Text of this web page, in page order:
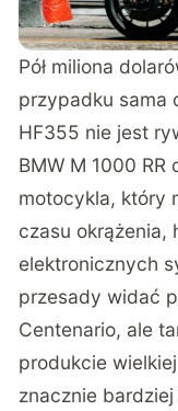
Pół miliona
przypadku sama
HF355 nie jest
BMW M 1000
motocykla, który
czasu okrążenia,
elektronicznych
przesady widać
Centenario, ale
produkcie
znacznie